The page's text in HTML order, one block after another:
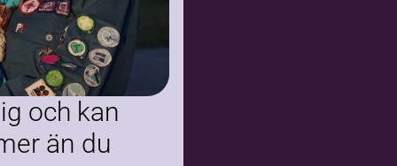
och kan
än du